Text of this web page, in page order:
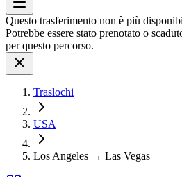
Questo trasferimento non è più
Potrebbe essere stato prenotato o
per questo percorso.
Traslochi
USA
Los Angeles → Las Vegas